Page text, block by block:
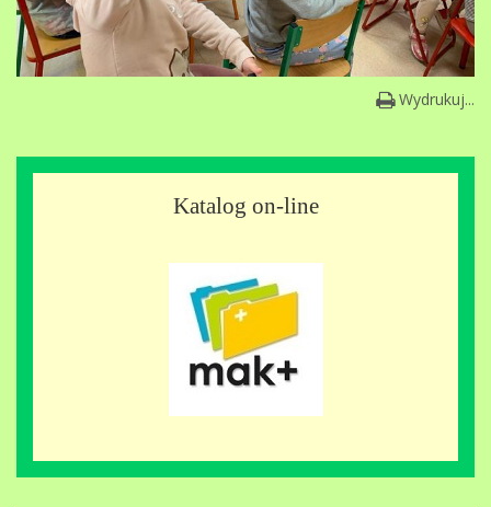
Wydrukuj...
Katalog on-line